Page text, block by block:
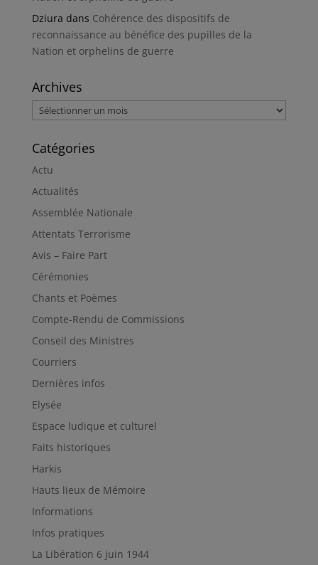
Dziura dans Cohérence des dispositifs de
reconnaissance au bénéfice des pupilles de la
Nation et orphelins de guerre
Archives
Archives
Catégories
Actu
Actualités
Assemblée Nationale
Attentats Terrorisme
Avis – Faire Part
Cérémonies
Chants et Poèmes
Compte-Rendu de Commissions
Conseil des Ministres
Courriers
Dernières infos
Elysée
Espace ludique et culturel
Faits historiques
Harkis
Hauts lieux de Mémoire
Informations
Infos pratiques
La Libération 6 juin 1944